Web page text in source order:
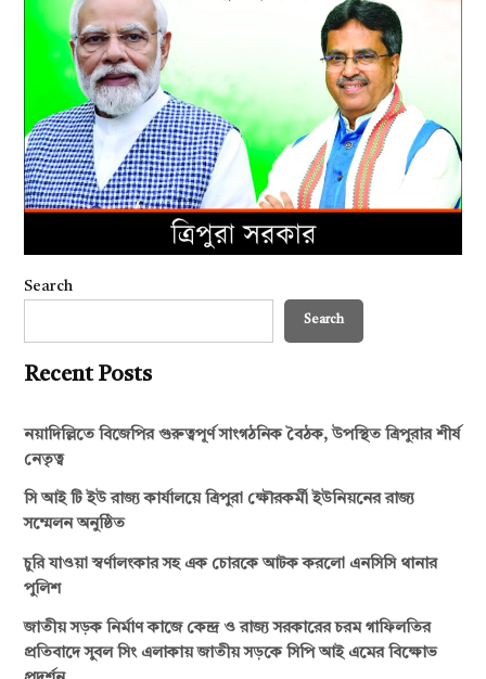
Search
Search
Recent Posts
নয়াদিল্লিতে বিজেপির গুরুত্বপূর্ণ সাংগঠনিক বৈঠক, উপস্থিত ত্রিপুরার শীর্ষ
নেতৃত্ব
সি আই টি ইউ রাজ্য কার্যালয়ে ত্রিপুরা ক্ষৌরকর্মী ইউনিয়নের রাজ্য
সম্মেলন অনুষ্ঠিত
চুরি যাওয়া স্বর্ণালংকার সহ এক চোরকে আটক করলো এনসিসি থানার
পুলিশ
জাতীয় সড়ক নির্মাণ কাজে কেন্দ্র ও রাজ্য সরকারের চরম গাফিলতির
প্রতিবাদে সুবল সিং এলাকায় জাতীয় সড়কে সিপি আই এমের বিক্ষোভ